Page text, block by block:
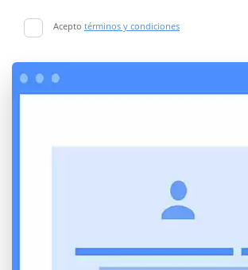
Acepto términos y condiciones